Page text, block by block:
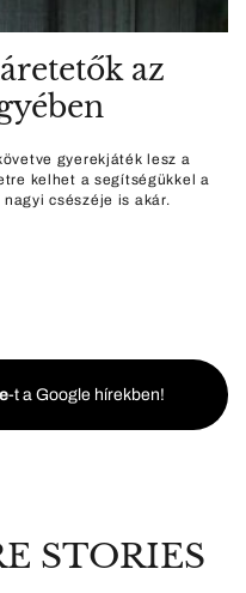
az
gyerekjáték lesz a
kelhet a segítségükkel a
csészéje is akár.
-t a Google hírekben!
STORIES